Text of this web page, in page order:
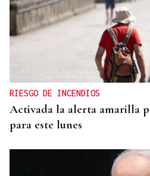
RIESGO DE INCENDIOS
Activada la alerta amarilla
para este lunes